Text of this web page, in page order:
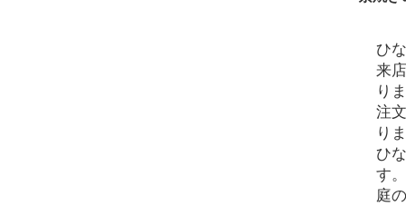
ひ
来
り
注
り
ひ
す。
庭